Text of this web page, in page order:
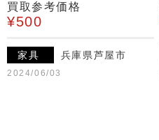
買取参考価格
¥500
家具 兵庫県芦屋市
2024/06/03